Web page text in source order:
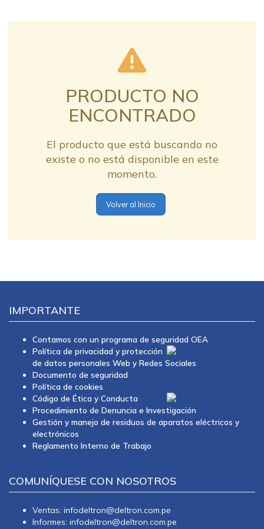
PRODUCTO NO
ENCONTRADO
El producto que está buscando no
existe o no está disponible en este
momento.
Volver al Inicio
IMPORTANTE
Contamos con un programa de seguridad OEA
Política de privacidad y protección
de datos personales Web y Redes Sociales
Documento de seguridad
Política de cookies
Código de Ética y Conducta
Procedimiento de Denuncia e Investigación
Gestión y manejo de residuos de aparatos eléctricos y
electrónicos
Reglamento Interno de Trabajo
COMUNÍQUESE CON NOSOTROS
Ventas: infodeltron@deltron.com.pe
Informes: infodeltron@deltron.com.pe